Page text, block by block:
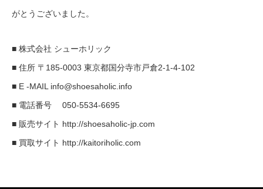
がとうございました。
■ 株式会社 シューホリック
■ 住所 〒185-0003 東京都国分寺市戸倉2-1-4-102
■ E -MAIL info@shoesaholic.info
■ 電話番号 050-5534-6695
■ 販売サイト http://shoesaholic-jp.com
■ 買取サイト http://kaitoriholic.com